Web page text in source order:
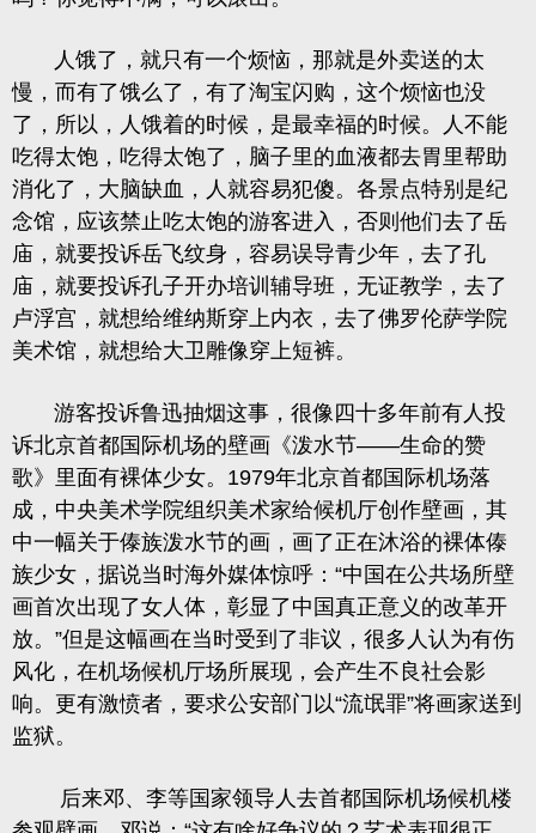
人饿了，就只有一个烦恼，那就是外卖送的太
慢，而有了饿么了，有了淘宝闪购，这个烦恼也没
了，所以，人饿着的时候，是最幸福的时候。人不能
吃得太饱，吃得太饱了，脑子里的血液都去胃里帮助
消化了，大脑缺血，人就容易犯傻。各景点特别是纪
念馆，应该禁止吃太饱的游客进入，否则他们去了岳
庙，就要投诉岳飞纹身，容易误导青少年，去了孔
庙，就要投诉孔子开办培训辅导班，无证教学，去了
卢浮宫，就想给维纳斯穿上内衣，去了佛罗伦萨学院
美术馆，就想给大卫雕像穿上短裤。
游客投诉鲁迅抽烟这事，很像四十多年前有人投
诉北京首都国际机场的壁画《泼水节——生命的赞
歌》里面有裸体少女。1979年北京首都国际机场落
成，中央美术学院组织美术家给候机厅创作壁画，其
中一幅关于傣族泼水节的画，画了正在沐浴的裸体傣
族少女，据说当时海外媒体惊呼：“中国在公共场所壁
画首次出现了女人体，彰显了中国真正意义的改革开
放。”但是这幅画在当时受到了非议，很多人认为有伤
风化，在机场候机厅场所展现，会产生不良社会影
响。更有激愤者，要求公安部门以“流氓罪”将画家送到
监狱。
后来邓、李等国家领导人去首都国际机场候机楼